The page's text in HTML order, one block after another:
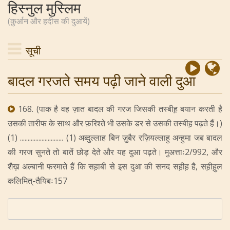
हिस्नुल मुस्लिम
(क़ुर्आन और हदीस की दुआयें)
सूची
बादल गरजते समय पढ़ी जाने वाली दुआ
168. (पाक है वह ज़ात बादल की गरज जिसकी तस्बीह़ बयान करती है
उसकी तारीफ के साथ और फ़रिश्ते भी उसके डर से उसकी तस्बीह़ पढ़ते हैं।)
(1) ............................ (1) अब्दुल्लाह बिन ज़ुबैर रज़ियल्लाहु अन्हुमा जब बादल
की गरज सुनते तो बातें छोड़ देते और यह दुआ पढ़ते। मुअत्ताः2/992, और
शैख़ अल्बानी फरमाते हैं कि सह़ाबी से इस दुआ की सनद सह़ीह़ है, सह़ीह़ुल
कलिमित्-तैयिबः157